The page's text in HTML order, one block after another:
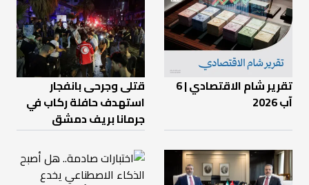
تقرير شام الاقتصادي | 6
آب 2026
قتلى وجرحى بانفجار
استهدف حافلة ركاب في
جرمانا بريف دمشق